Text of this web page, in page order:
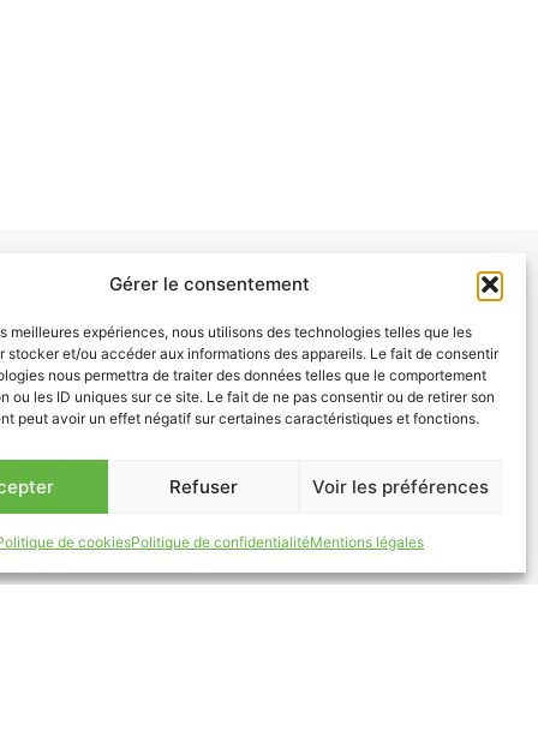
Gérer le consentement
meilleures expériences, nous utilisons des technologies telles que les
stocker et/ou accéder aux informations des appareils. Le fait de consentir
nous permettra de traiter des données telles que le comportement
ou les ID uniques sur ce site. Le fait de ne pas consentir ou de retirer son
peut avoir un effet négatif sur certaines caractéristiques et fonctions.
Refuser Voir les préférences
de cookiesPolitique de confidentialitéMentions légales
la carte des point de collecte du